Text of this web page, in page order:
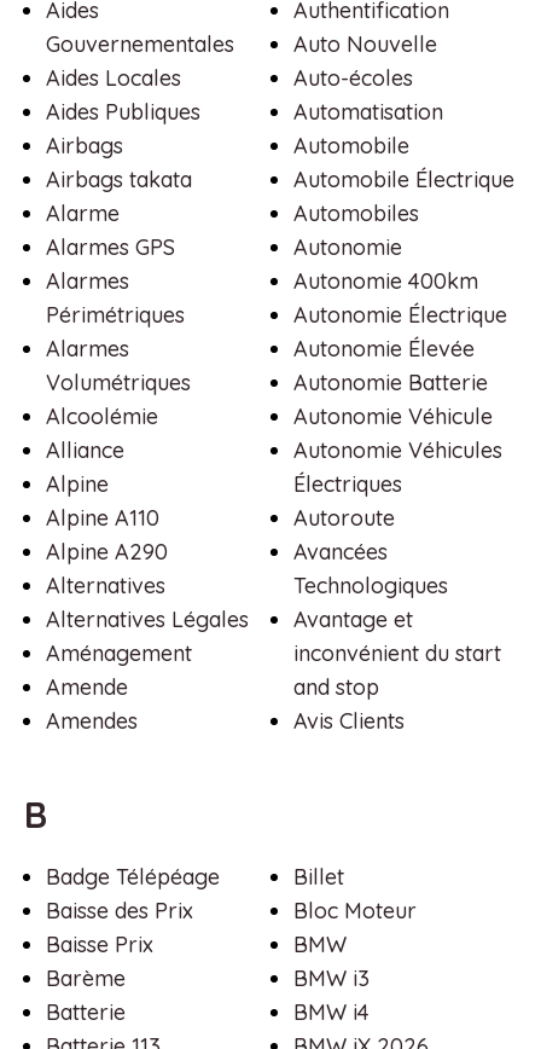
Aides
Gouvernementales
Aides Locales
Aides Publiques
Airbags
Airbags takata
Alarme
Alarmes GPS
Alarmes
Périmétriques
Alarmes
Volumétriques
Alcoolémie
Alliance
Alpine
Alpine A110
Alpine A290
Alternatives
Alternatives Légales
Aménagement
Amende
Amendes
Authentification
Auto Nouvelle
Auto-écoles
Automatisation
Automobile
Automobile Électrique
Automobiles
Autonomie
Autonomie 400km
Autonomie Électrique
Autonomie Élevée
Autonomie Batterie
Autonomie Véhicule
Autonomie Véhicules
Électriques
Autoroute
Avancées
Technologiques
Avantage et
inconvénient du start
and stop
Avis Clients
B
Badge Télépéage
Baisse des Prix
Baisse Prix
Barème
Batterie
Billet
Bloc Moteur
BMW
BMW i3
BMW i4